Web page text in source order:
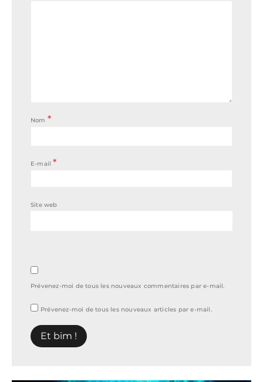
Nom *
E-mail*
Site web
Prévenez-moi de tous les nouveaux commentaires par e-mail.
Prévenez-moi de tous les nouveaux articles par e-mail.